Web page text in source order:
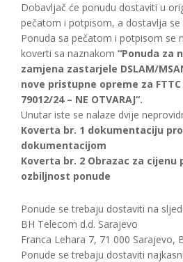
Dobavljač će ponudu dostaviti u
pečatom i potpisom, a dostavlja se
Ponuda sa pečatom i potpisom se
koverti sa naznakom “Ponuda za
zamjena zastarjele DSLAM/
nove pristupne opreme za
79012/24 – NE OTVARAJ“.
Unutar iste se nalaze dvije
Koverta br. 1 dokumentaciju
dokumentacijom
Koverta br. 2 Obrazac za cijenu
ozbiljnost ponude
Ponude se trebaju dostaviti na
BH Telecom d.d. Sarajevo
Franca Lehara 7, 71 000 Sarajevo,
Ponude se trebaju dostaviti